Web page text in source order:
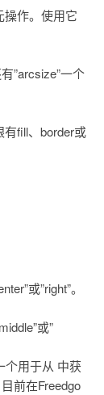
操作。使用它
”arcsize”一个
fill、border或
或”right”。
或”
个用于从 中获
前在Freedgo